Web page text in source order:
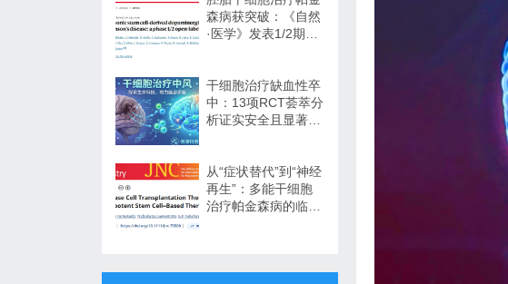
森病获突破：《自然
·医学》发表1/2期临
干细胞治疗缺血性卒
中：13项RCT荟萃分
析证实安全且显著改
从“症状替代”到“神经
再生”：多能干细胞
治疗帕金森病的临床